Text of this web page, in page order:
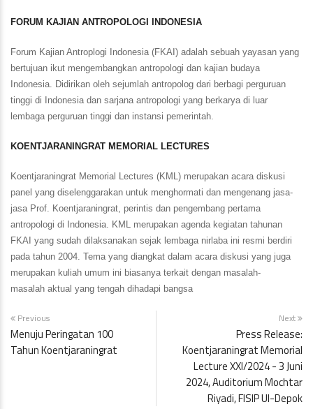
FORUM KAJIAN ANTROPOLOGI INDONESIA
Forum Kajian Antroplogi Indonesia (FKAI) adalah sebuah yayasan yang
bertujuan ikut mengembangkan antropologi dan kajian budaya
Indonesia. Didirikan oleh sejumlah antropolog dari berbagi perguruan
tinggi di Indonesia dan sarjana antropologi yang berkarya di luar
lembaga perguruan tinggi dan instansi pemerintah.
KOENTJARANINGRAT MEMORIAL LECTURES
Koentjaraningrat Memorial Lectures (KML) merupakan acara diskusi
panel yang diselenggarakan untuk menghormati dan mengenang jasa-
jasa Prof. Koentjaraningrat, perintis dan pengembang pertama
antropologi di Indonesia. KML merupakan agenda kegiatan tahunan
FKAI yang sudah dilaksanakan sejak lembaga nirlaba ini resmi berdiri
pada tahun 2004. Tema yang diangkat dalam acara diskusi yang juga
merupakan kuliah umum ini biasanya terkait dengan masalah-
masalah aktual yang tengah dihadapi bangsa
Previous
Menuju Peringatan 100
Tahun Koentjaraningrat
Next
Press Release:
Koentjaraningrat Memorial
Lecture XXI/2024 - 3 Juni
2024, Auditorium Mochtar
Riyadi, FISIP UI-Depok